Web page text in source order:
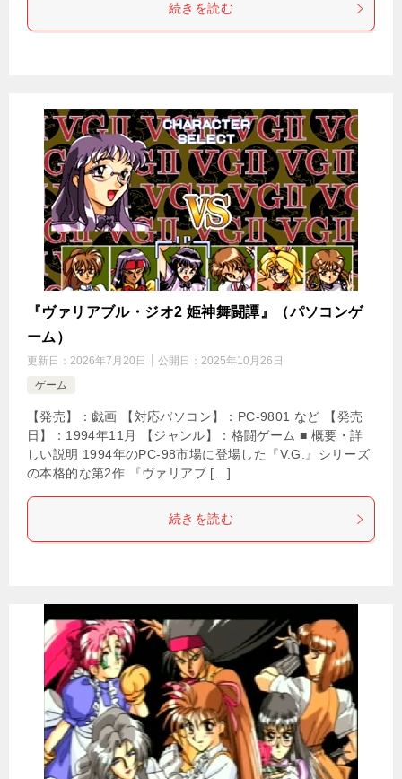
続きを読む
『ヴァリアブル・ジオ2 姫神舞闘譚』（パソコンゲ
ーム）
更新日： 2026年7月20日 公開日： 2025年10月26日
ゲーム
【発売】：戯画 【対応パソコン】：PC-9801 など 【発売
日】：1994年11月 【ジャンル】：格闘ゲーム ■ 概要・詳
しい説明 1994年のPC-98市場に登場した『V.G.』シリーズ
の本格的な第2作 『ヴァリアブ […]
続きを読む